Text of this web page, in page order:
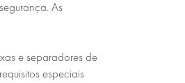
As
e separadores de
especiais